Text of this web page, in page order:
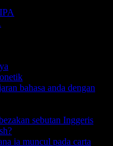
bahasa anda dengan
sebutan Inggeris
ia muncul pada carta